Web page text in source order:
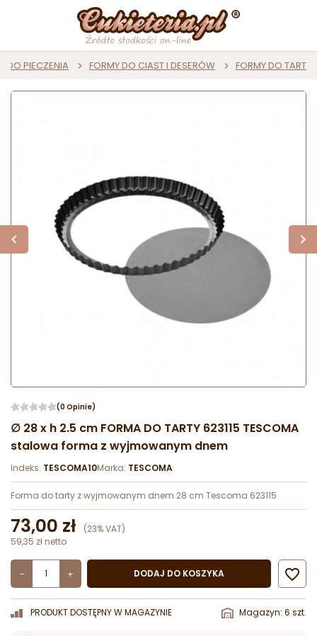
DO PIECZENIA FORMY DO CIAST I DESERÓW FORMY DO TART
(0 Opinie)
∅ 28 x h 2.5 cm FORMA DO TARTY 623115 TESCOMA
stalowa forma z wyjmowanym dnem
Indeks: TESCOMA10Marka: TESCOMA
Forma do tarty z wyjmowanym dnem 28 cm Tescoma 623115
73,00 zł
(23% VAT)
59,35 zł netto
- + DODAJ DO KOSZYKA 
PRODUKT DOSTĘPNY W MAGAZYNIE Magazyn: 6 szt.